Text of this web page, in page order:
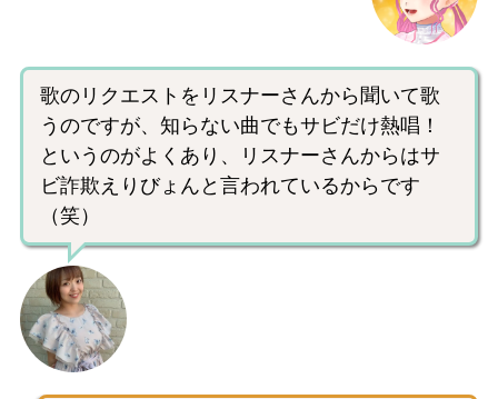
歌のリクエストをリスナーさんから聞いて歌
うのですが、知らない曲でもサビだけ熱唱！
というのがよくあり、リスナーさんからはサ
ビ詐欺えりびょんと言われているからです
（笑）